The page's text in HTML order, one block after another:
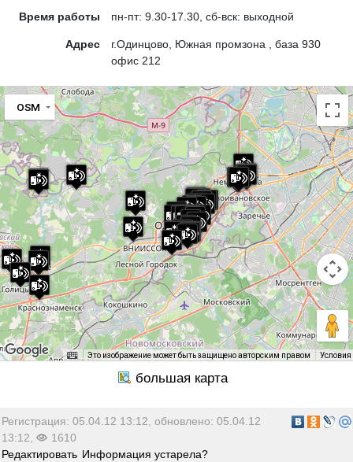
Время работы пн-пт: 9.30-17.30, сб-вск: выходной
Адрес
г.Одинцово, Южная промзона , база 930
офис 212
OSM
Это изображение может быть защищено авторским правом Условия
Регистрация: 05.04.12 13:12, обновлено: 05.04.12
13:12,
1610
Редактировать Информация устарела?